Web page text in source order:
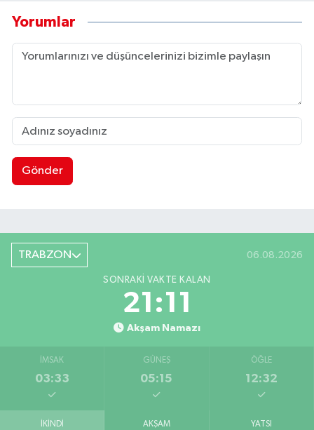
Yorumlar
Gönder
TRABZON 06.08.2026
SONRAKI VAKTE KALAN
21:10
Akşam Namazı
İMSAK
03:33
GÜNEŞ
05:15
ÖĞLE
12:32
İKINDI AKŞAM YATSI